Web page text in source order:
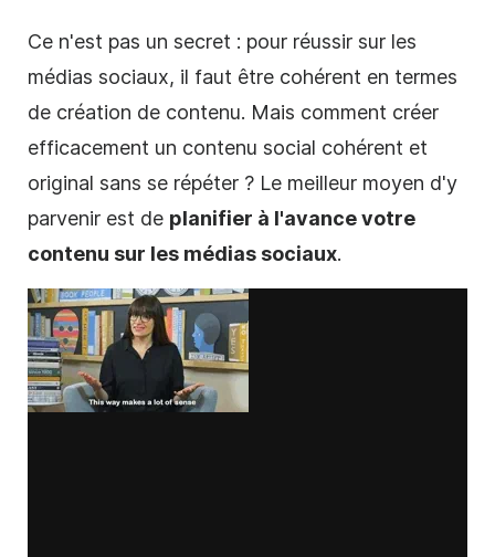
Ce n'est pas un secret : pour réussir sur les
médias sociaux, il faut être cohérent en termes
de création de contenu. Mais comment créer
efficacement un contenu social cohérent et
original sans se répéter ? Le meilleur moyen d'y
parvenir est de planifier à l'avance votre
contenu sur les médias sociaux.